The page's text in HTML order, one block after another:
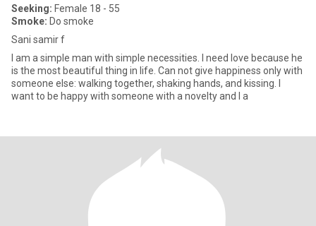
Seeking: Female 18 - 55
Smoke: Do smoke
Sani samir f
I am a simple man with simple necessities. I need love because he
is the most beautiful thing in life. Can not give happiness only with
someone else: walking together, shaking hands, and kissing. I
want to be happy with someone with a novelty and I a